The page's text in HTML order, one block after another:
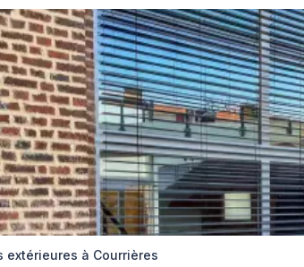
extérieures à Courrières